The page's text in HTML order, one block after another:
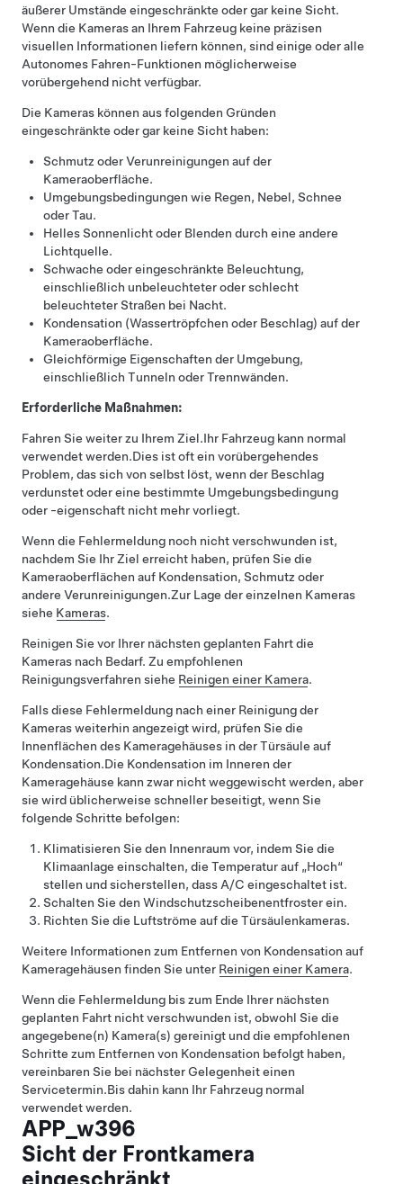
äußerer Umstände eingeschränkte oder gar keine Sicht.
Wenn die Kameras an Ihrem Fahrzeug keine präzisen
visuellen Informationen liefern können, sind einige oder alle
Autonomes Fahren-Funktionen möglicherweise
vorübergehend nicht verfügbar.
Die Kameras können aus folgenden Gründen
eingeschränkte oder gar keine Sicht haben:
Schmutz oder Verunreinigungen auf der
Kameraoberfläche.
Umgebungsbedingungen wie Regen, Nebel, Schnee
oder Tau.
Helles Sonnenlicht oder Blenden durch eine andere
Lichtquelle.
Schwache oder eingeschränkte Beleuchtung,
einschließlich unbeleuchteter oder schlecht
beleuchteter Straßen bei Nacht.
Kondensation (Wassertröpfchen oder Beschlag) auf der
Kameraoberfläche.
Gleichförmige Eigenschaften der Umgebung,
einschließlich Tunneln oder Trennwänden.
Erforderliche Maßnahmen:
Fahren Sie weiter zu Ihrem Ziel.Ihr Fahrzeug kann normal
verwendet werden.Dies ist oft ein vorübergehendes
Problem, das sich von selbst löst, wenn der Beschlag
verdunstet oder eine bestimmte Umgebungsbedingung
oder -eigenschaft nicht mehr vorliegt.
Wenn die Fehlermeldung noch nicht verschwunden ist,
nachdem Sie Ihr Ziel erreicht haben, prüfen Sie die
Kameraoberflächen auf Kondensation, Schmutz oder
andere Verunreinigungen.Zur Lage der einzelnen Kameras
siehe Kameras.
Reinigen Sie vor Ihrer nächsten geplanten Fahrt die
Kameras nach Bedarf. Zu empfohlenen
Reinigungsverfahren siehe Reinigen einer Kamera.
Falls diese Fehlermeldung nach einer Reinigung der
Kameras weiterhin angezeigt wird, prüfen Sie die
Innenflächen des Kameragehäuses in der Türsäule auf
Kondensation.Die Kondensation im Inneren der
Kameragehäuse kann zwar nicht weggewischt werden, aber
sie wird üblicherweise schneller beseitigt, wenn Sie
folgende Schritte befolgen:
Klimatisieren Sie den Innenraum vor, indem Sie die
Klimaanlage einschalten, die Temperatur auf „Hoch“
stellen und sicherstellen, dass A/C eingeschaltet ist.
Schalten Sie den Windschutzscheibenentfroster ein.
Richten Sie die Luftströme auf die Türsäulenkameras.
Weitere Informationen zum Entfernen von Kondensation auf
Kameragehäusen finden Sie unter Reinigen einer Kamera.
Wenn die Fehlermeldung bis zum Ende Ihrer nächsten
geplanten Fahrt nicht verschwunden ist, obwohl Sie die
angegebene(n) Kamera(s) gereinigt und die empfohlenen
Schritte zum Entfernen von Kondensation befolgt haben,
vereinbaren Sie bei nächster Gelegenheit einen
Servicetermin.Bis dahin kann Ihr Fahrzeug normal
verwendet werden.
APP_w396
Sicht der Frontkamera